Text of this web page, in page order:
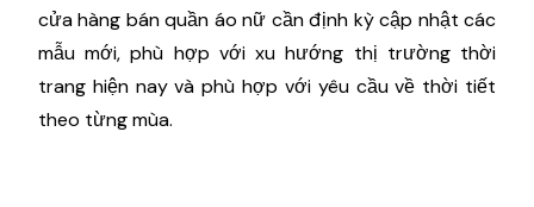
cửa hàng bán quần áo nữ cần định kỳ cập nhật các
mẫu mới, phù hợp với xu hướng thị trường thời
trang hiện nay và phù hợp với yêu cầu về thời tiết
theo từng mùa.